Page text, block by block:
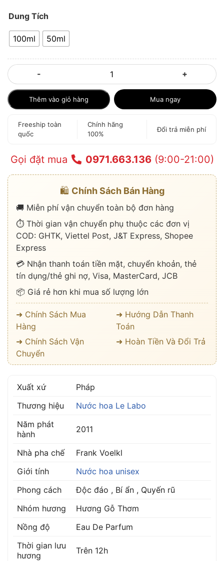
Dung Tích
100ml 50ml
- +
Thêm vào giỏ hàng Mua ngay
Freeship toàn
quốc
Chính hãng
100%
Đổi trả miễn phí
Gọi đặt mua 0971.663.136(9:00-21:00)
🛍️ Chính Sách Bán Hàng
🚚 Miễn phí vận chuyển toàn bộ đơn hàng
⏱️ Thời gian vận chuyển phụ thuộc các đơn vị
COD: GHTK, Viettel Post, J&T Express, Shopee
Express
💳 Nhận thanh toán tiền mặt, chuyển khoản, thẻ
tín dụng/thẻ ghi nợ, Visa, MasterCard, JCB
📦 Giá rẻ hơn khi mua số lượng lớn
➜ Chính Sách Mua
Hàng
➜ Hướng Dẫn Thanh
Toán
➜ Chính Sách Vận
Chuyển
➜ Hoàn Tiền Và Đổi Trả
Xuất xứ
Pháp
Thương hiệu
Nước hoa Le Labo
Năm phát
hành
2011
Nhà pha chế
Frank Voelkl
Giới tính
Nước hoa unisex
Phong cách
Độc đáo , Bí ẩn , Quyến rũ
Nhóm hương
Hương Gỗ Thơm
Nồng độ
Eau De Parfum
Thời gian lưu
hương
Trên 12h